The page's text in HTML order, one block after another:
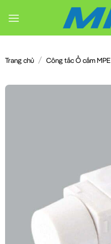
đến
Trang chủ / Công tắc Ổ cắm MPE